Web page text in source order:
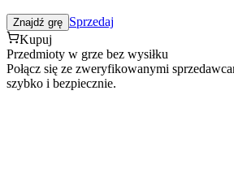
Znajdź grę Sprzedaj
Kupuj
Przedmioty w grze bez wysiłku
Połącz się ze zweryfikowanymi
szybko i bezpiecznie.